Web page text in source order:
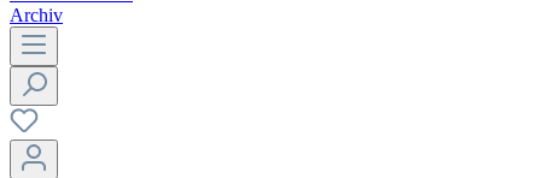
Archiv